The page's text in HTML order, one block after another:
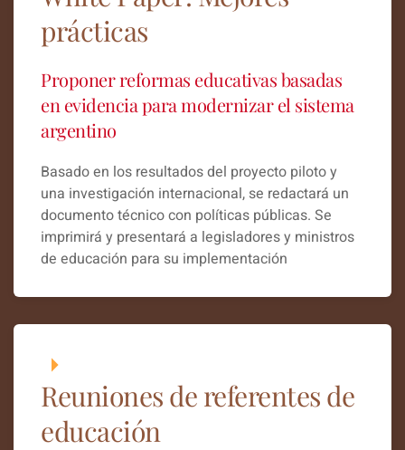
prácticas
Proponer reformas educativas basadas
en evidencia para modernizar el sistema
argentino
Basado en los resultados del proyecto piloto y
una investigación internacional, se redactará un
documento técnico con políticas públicas. Se
imprimirá y presentará a legisladores y ministros
de educación para su implementación
Reuniones de referentes de
educación